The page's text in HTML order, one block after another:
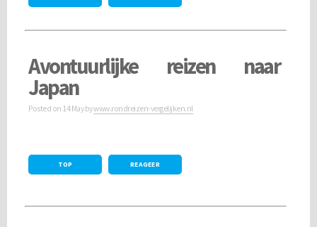
Avontuurlijke reizen naar
Japan
Posted on 14 Maybywww.rondreizen-vergelijken.nl
TOP REAGEER